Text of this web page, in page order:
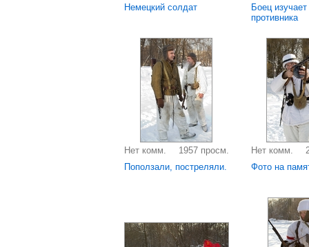
Немецкий солдат
Боец
противника
Нет комм.
1957 просм.
Поползали, постреляли.
Нет комм.
Фото на